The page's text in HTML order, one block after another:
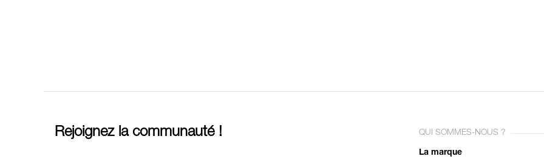
Rejoignez la communauté ! QUI SOMMES-NOUS ?
La marque